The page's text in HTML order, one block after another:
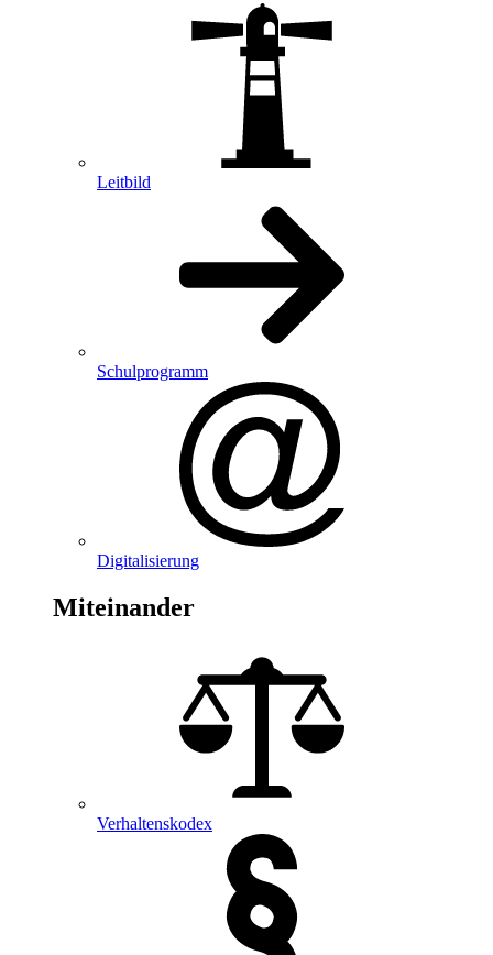
Leitbild
Schulprogramm
Digitalisierung
Miteinander
Verhaltenskodex